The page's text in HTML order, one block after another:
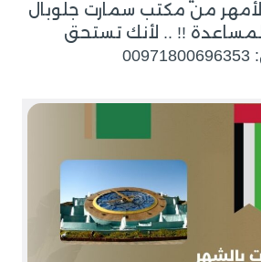
من مكتب سمارت جلوبال
!! .. لأنك تستحق